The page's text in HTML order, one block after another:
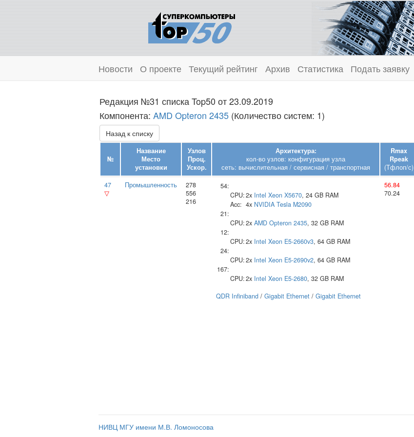
Новости О проекте Текущий рейтинг Архив Статистика Подать заявку
Редакция №31 списка Top50 от 23.09.2019
Компонента: AMD Opteron 2435 (Количество систем: 1)
Назад к списку
№
Название
Место
установки
Узлов
Проц.
Ускор.
Архитектура:
кол-во узлов: конфигурация узла
сеть: вычислительная / сервисная / транспортная
Rmax
Rpeak
(Тфлоп/с)
47
▽
Промышленность
278
556
216
54:
CPU:2x Intel Xeon X5670, 24 GB RAM
Acc: 4x NVIDIA Tesla M2090
21:
CPU:2x AMD Opteron 2435, 32 GB RAM
12:
CPU:2x Intel Xeon E5-2660v3, 64 GB RAM
24:
CPU:2x Intel Xeon E5-2690v2, 64 GB RAM
167:
CPU:2x Intel Xeon E5-2680, 32 GB RAM
QDR Infiniband / Gigabit Ethernet / Gigabit Ethernet
56.84
70.24
НИВЦ МГУ имени М.В. Ломоносова